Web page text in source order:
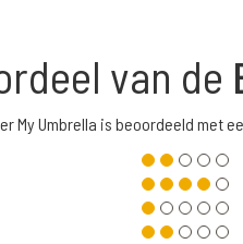
van de
My Umbrella is beoordeeld met